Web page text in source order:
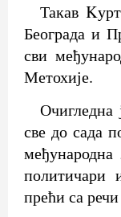
Такав
Београда и
сви
Метохије.
Очигледна
све до сада
политичари
прећи са